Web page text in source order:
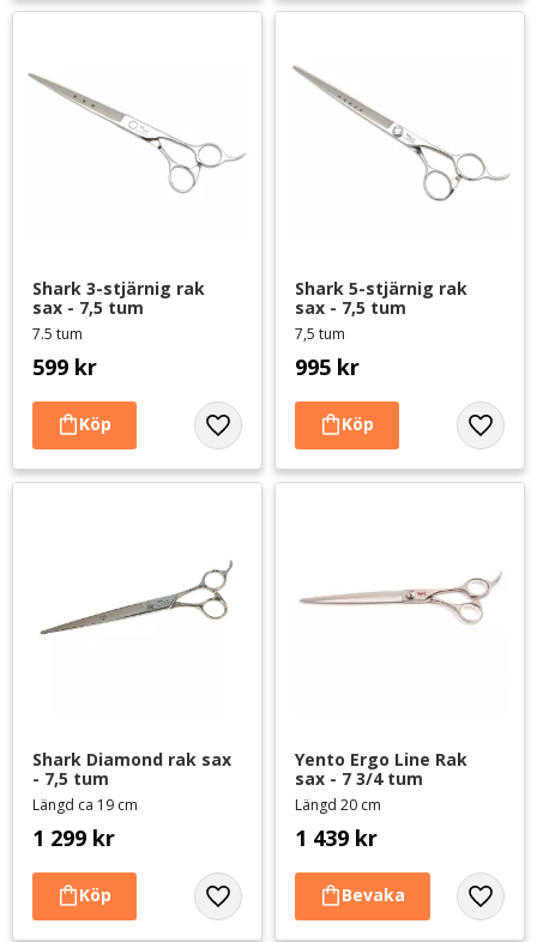
Shark 3-stjärnig rak
sax - 7,5 tum
7.5 tum
599 kr
Lägg till i favoriter
Shark 5-stjärnig rak
sax - 7,5 tum
7,5 tum
995 kr
Lägg
Shark Diamond rak sax
- 7,5 tum
Längd ca 19 cm
1 299 kr
Lägg till i favoriter
Yento Ergo Line Rak
sax - 7 3/4 tum
Längd 20 cm
1 439 kr
Lägg